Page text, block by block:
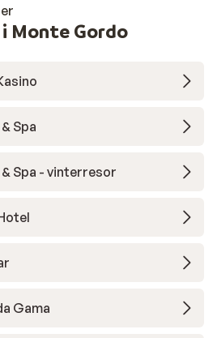
Monte Gordo
Spa
Spa - vinterresor
Gama